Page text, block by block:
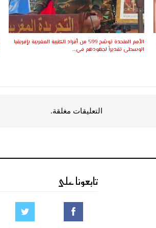
الأمم المتحدة توشح 599 من أفراد الكتيبة المغربية بإفريقيا
الوسطى تقديراً لجهودهم في…
التعليقات مغلقة.
تابعونا على